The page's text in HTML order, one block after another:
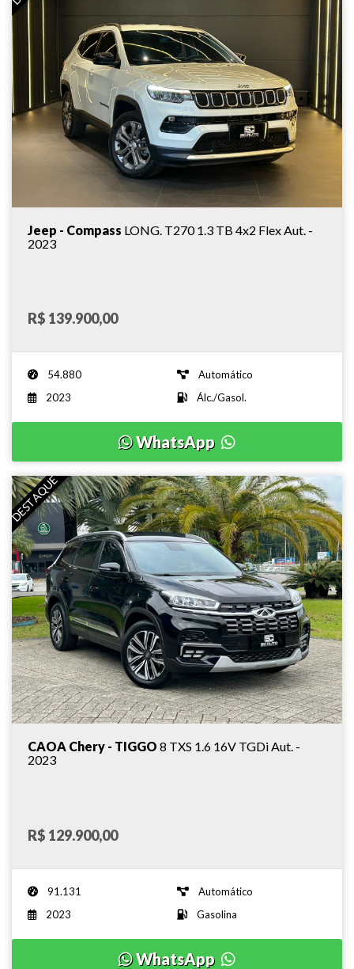
Jeep - Compass LONG. T270 1.3 TB 4x2 Flex Aut. -
2023
R$ 139.900,00
54.880
Automático
2023
Álc./Gasol.
WhatsApp
DESTAQUE
CAOA Chery - TIGGO 8 TXS 1.6 16V TGDi Aut. -
2023
R$ 129.900,00
91.131
Automático
2023
Gasolina
WhatsApp